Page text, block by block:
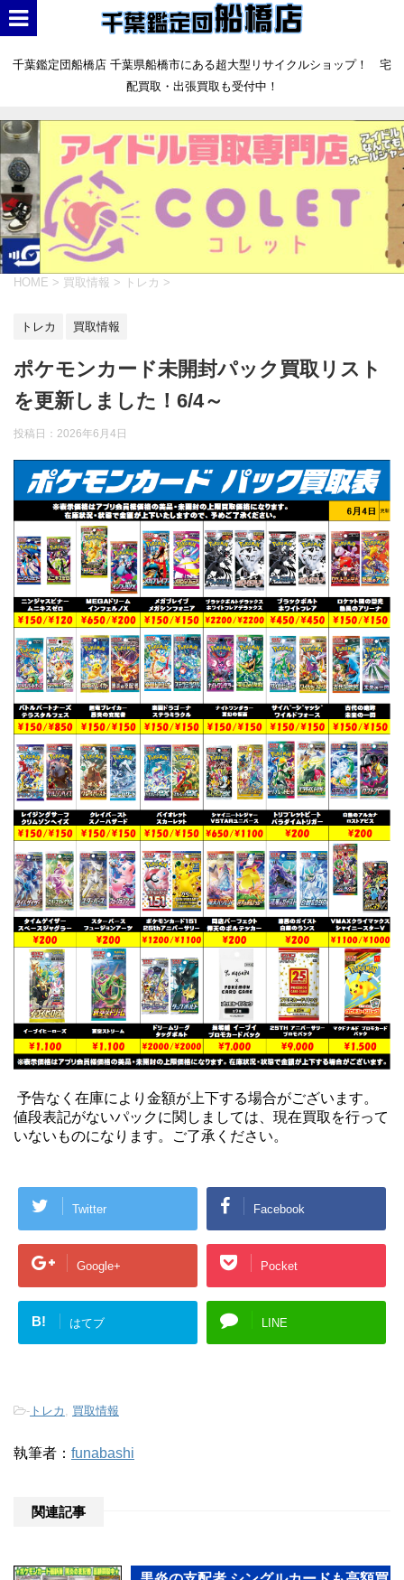
千葉鑑定団船橋店 千葉県船橋市にある超大型リサイクルショップ！ 宅
配買取・出張買取も受付中！
HOME > 買取情報 > トレカ >
トレカ 買取情報
ポケモンカード未開封パック買取リスト
を更新しました！6/4～
投稿日： 2026年6月4日
予告なく在庫により金額が上下する場合がございます。
値段表記がないパックに関しましては、現在買取を行って
いないものになります。ご了承ください。
Twitter Facebook
Google+ Pocket
B! はてブ LINE
- トレカ , 買取情報
執筆者： funabashi
関連記事